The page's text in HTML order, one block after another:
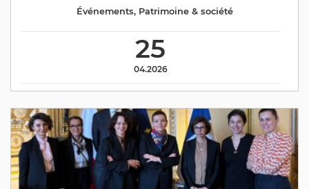
25
04.2026
Événements, Patrimoine & société